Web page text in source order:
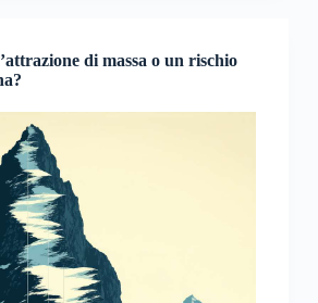
di massa o un rischio